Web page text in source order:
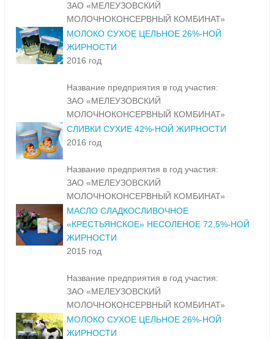
ЗАО «МЕЛЕУЗОВСКИЙ
МОЛОЧНОКОНСЕРВНЫЙ КОМБИНАТ»
МОЛОКО СУХОЕ ЦЕЛЬНОЕ 26%-НОЙ
ЖИРНОСТИ
2016 год
Название предприятия в год участия:
ЗАО «МЕЛЕУЗОВСКИЙ
МОЛОЧНОКОНСЕРВНЫЙ КОМБИНАТ»
СЛИВКИ СУХИЕ 42%-НОЙ ЖИРНОСТИ
2016 год
Название предприятия в год участия:
ЗАО «МЕЛЕУЗОВСКИЙ
МОЛОЧНОКОНСЕРВНЫЙ КОМБИНАТ»
МАСЛО СЛАДКОСЛИВОЧНОЕ
«КРЕСТЬЯНСКОЕ» НЕСОЛЕНОЕ 72,5%-НОЙ
ЖИРНОСТИ
2015 год
Название предприятия в год участия:
ЗАО «МЕЛЕУЗОВСКИЙ
МОЛОЧНОКОНСЕРВНЫЙ КОМБИНАТ»
МОЛОКО СУХОЕ ЦЕЛЬНОЕ 26%-НОЙ
ЖИРНОСТИ